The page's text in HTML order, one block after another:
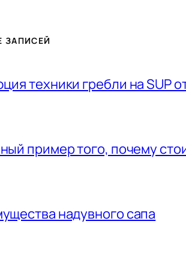
ЗАПИСЕЙ
техники гребли на SUP
пример того, почему
надувного сапа